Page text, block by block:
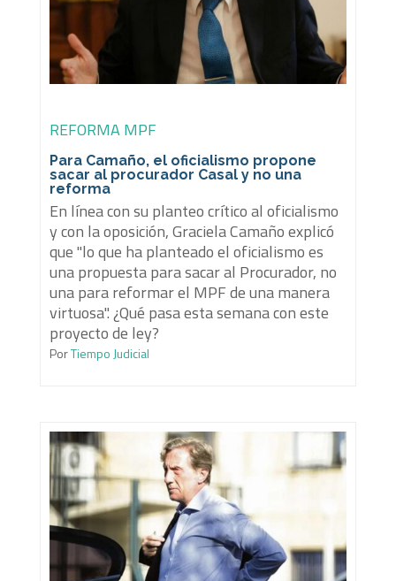
REFORMA MPF
Para Camaño, el oficialismo propone
sacar al procurador Casal y no una
reforma
En línea con su planteo crítico al oficialismo
y con la oposición, Graciela Camaño explicó
que "lo que ha planteado el oficialismo es
una propuesta para sacar al Procurador, no
una para reformar el MPF de una manera
virtuosa". ¿Qué pasa esta semana con este
proyecto de ley?
PorTiempo Judicial